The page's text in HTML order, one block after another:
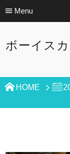
Menu
ボーイス
HOME